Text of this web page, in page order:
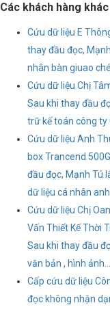
Các khách hàng khác
Cứu dữ liệu E
thay đầu đọc,
nhân bàn giuao
Cứu dữ liệu Chị
Sau khi thay đầu
trữ kế toán công ty
Cứu dữ liệu Anh
box Trancend
đầu đọc, Mạnh Tú
dữ liệu cá nhân
Cứu dữ liệu Chị
Vấn Thiết Kế Thời
Sau khi thay đầu
văn bản , hình
Cấp cứu dữ liệu
đọc không nhận